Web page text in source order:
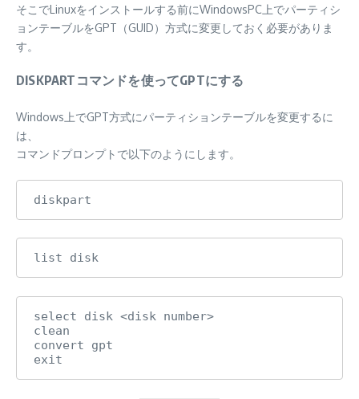
そこでLinuxをインストールする前にWindowsPC上でパーティシ
ョンテーブルをGPT（GUID）方式に変更しておく必要がありま
す。
DISKPARTコマンドを使ってGPTにする
Windows上でGPT方式にパーティションテーブルを変更するに
は、
コマンドプロンプトで以下のようにします。
diskpart
list disk
select disk <disk number>
clean
convert gpt
exit